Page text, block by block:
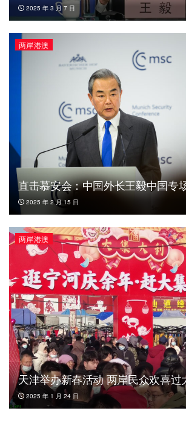
2025 年 3 月 7 日
两岸港澳
直击慕安会：中国外长王毅中国专
2025 年 2 月 15 日
两岸港澳
天津举办新春活动 两岸民众欢喜过
2025 年 1 月 24 日